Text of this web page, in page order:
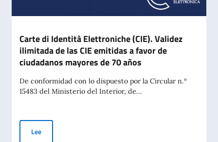
Carte di Identità Elettroniche (CIE). Validez
ilimitada de las CIE emitidas a favor de
ciudadanos mayores de 70 años
De conformidad con lo dispuesto por la Circular n.º
15483 del Ministerio del Interior, de...
LeeCarte di Identità Elettroniche (CIE). Validez ilimitada de las